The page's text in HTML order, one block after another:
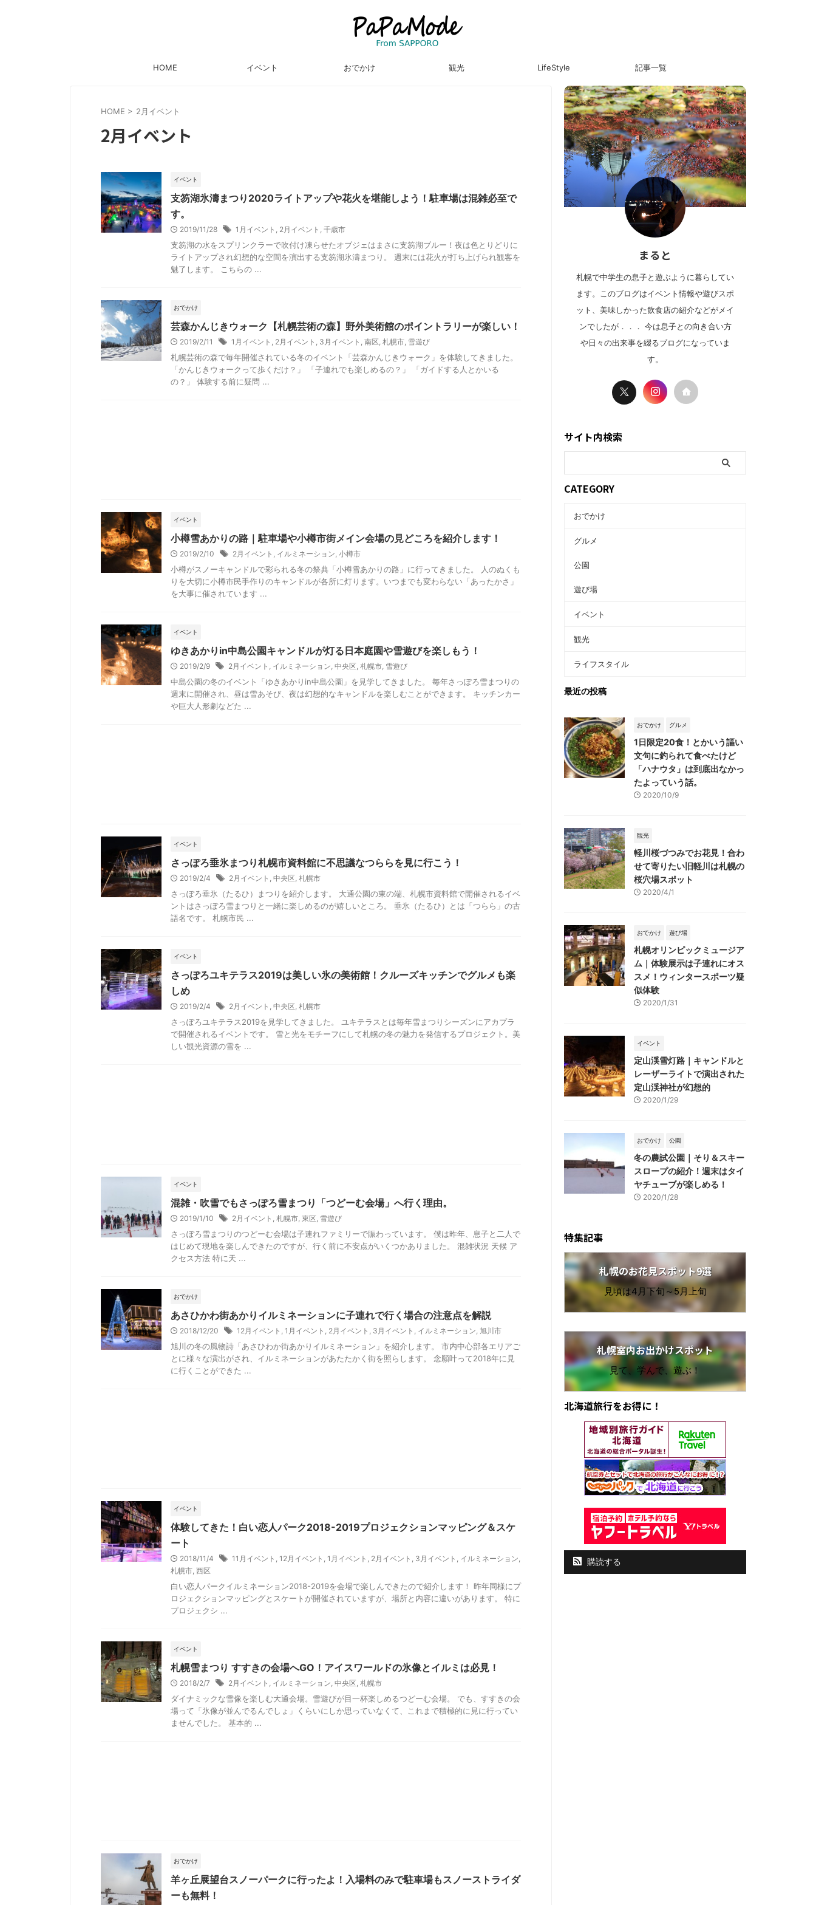
HOME イベント おでかけ 観光 LifeStyle 記事一覧
HOME > 2月イベント
2月イベント
イベント
支笏湖氷濤まつり2020ライトアップや花火を堪能しよう！駐車場は混雑必至で
す。
2019/11/28 1月イベント , 2月イベント , 千歳市
支笏湖の水をスプリンクラーで吹付け凍らせたオブジェはまさに支笏湖ブルー！夜は色とりどりに
ライトアップされ幻想的な空間を演出する支笏湖氷濤まつり。 週末には花火が打ち上げられ観客を
魅了します。 こちらの ...
おでかけ
芸森かんじきウォーク【札幌芸術の森】野外美術館のポイントラリーが楽しい！
2019/2/11 1月イベント , 2月イベント , 3月イベント , 南区, 札幌市, 雪遊び
札幌芸術の森で毎年開催されている冬のイベント「芸森かんじきウォーク」を体験してきました。
「かんじきウォークって歩くだけ？」 「子連れでも楽しめるの？」 「ガイドする人とかいる
の？」 体験する前に疑問 ...
イベント
小樽雪あかりの路｜駐車場や小樽市街メイン会場の見どころを紹介します！
2019/2/10 2月イベント , イルミネーション, 小樽市
小樽がスノーキャンドルで彩られる冬の祭典「小樽雪あかりの路」に行ってきました。 人のぬくも
りを大切に小樽市民手作りのキャンドルが各所に灯ります。いつまでも変わらない「あったかさ」
を大事に催されています ...
イベント
ゆきあかりin中島公園キャンドルが灯る日本庭園や雪遊びを楽しもう！
2019/2/9 2月イベント , イルミネーション, 中央区, 札幌市, 雪遊び
中島公園の冬のイベント「ゆきあかりin中島公園」を見学してきました。 毎年さっぽろ雪まつりの
週末に開催され、昼は雪あそび、夜は幻想的なキャンドルを楽しむことができます。 キッチンカー
や巨大人形劇などた ...
イベント
さっぽろ垂氷まつり札幌市資料館に不思議なつららを見に行こう！
2019/2/4 2月イベント , 中央区, 札幌市
さっぽろ垂氷（たるひ）まつりを紹介します。 大通公園の東の端、札幌市資料館で開催されるイベ
ントはさっぽろ雪まつりと一緒に楽しめるのが嬉しいところ。 垂氷（たるひ）とは「つらら」の古
語名です。 札幌市民 ...
イベント
さっぽろユキテラス2019は美しい氷の美術館！クルーズキッチンでグルメも楽
しめ
2019/2/4 2月イベント , 中央区, 札幌市
さっぽろユキテラス2019を見学してきました。 ユキテラスとは毎年雪まつりシーズンにアカプラ
で開催されるイベントです。 雪と光をモチーフにして札幌の冬の魅力を発信するプロジェクト。美
しい観光資源の雪を ...
イベント
混雑・吹雪でもさっぽろ雪まつり「つどーむ会場」へ行く理由。
2019/1/10 2月イベント , 札幌市, 東区, 雪遊び
さっぽろ雪まつりのつどーむ会場は子連れファミリーで賑わっています。 僕は昨年、息子と二人で
はじめて現地を楽しんできたのですが、行く前に不安点がいくつかありました。 混雑状況 天候 ア
クセス方法 特に天 ...
おでかけ
あさひかわ街あかりイルミネーションに子連れで行く場合の注意点を解説
2018/12/20 12月イベント , 1月イベント , 2月イベント , 3月イベント , イルミネーション, 旭川市
旭川の冬の風物詩「あさひわか街あかりイルミネーション」を紹介します。 市内中心部各エリアご
とに様々な演出がされ、イルミネーションがあたたかく街を照らします。 念願叶って2018年に見
に行くことができた ...
イベント
体験してきた！白い恋人パーク2018-2019プロジェクションマッピング＆スケ
ート
2018/11/4 11月イベント , 12月イベント , 1月イベント , 2月イベント , 3月イベント , イルミネーション,
札幌市, 西区
白い恋人パークイルミネーション2018-2019を会場で楽しんできたので紹介します！ 昨年同様にプ
ロジェクションマッピングとスケートが開催されていますが、場所と内容に違いがあります。 特に
プロジェクシ ...
イベント
札幌雪まつり すすきの会場へGO！アイスワールドの氷像とイルミは必見！
2018/2/7 2月イベント , イルミネーション, 中央区, 札幌市
ダイナミックな雪像を楽しむ大通会場。雪遊びが目一杯楽しめるつどーむ会場。 でも、すすきの会
場って「氷像が並んでるんでしょ」くらいにしか思っていなくて、これまで積極的に見に行ってい
ませんでした。 基本的 ...
おでかけ
羊ヶ丘展望台スノーパークに行ったよ！入場料のみで駐車場もスノーストライダ
ーも無料！
まると
札幌で中学生の息子と遊ぶように暮らしてい
ます。このブログはイベント情報や遊びスポ
ット、美味しかった飲食店の紹介などがメイ
ンでしたが．．． 今は息子との向き合い方
や日々の出来事を綴るブログになっていま
す。
サイト内検索
CATEGORY
おでかけ
グルメ
公園
遊び場
イベント
観光
ライフスタイル
最近の投稿
おでかけ グルメ
1日限定20食！とかいう謳い
文句に釣られて食べたけど
「ハナウタ」は到底出なかっ
たよっていう話。
2020/10/9
観光
軽川桜づつみでお花見！合わ
せて寄りたい旧軽川は札幌の
桜穴場スポット
2020/4/1
おでかけ 遊び場
札幌オリンピックミュージア
ム｜体験展示は子連れにオス
スメ！ウィンタースポーツ疑
似体験
2020/1/31
イベント
定山渓雪灯路｜キャンドルと
レーザーライトで演出された
定山渓神社が幻想的
2020/1/29
おでかけ 公園
冬の農試公園｜そり＆スキー
スロープの紹介！週末はタイ
ヤチューブが楽しめる！
2020/1/28
特集記事
札幌のお花見スポット9選
見頃は4月下旬～5月上旬
札幌室内お出かけスポット
見て、学んで、遊ぶ！
北海道旅行をお得に！
購読する